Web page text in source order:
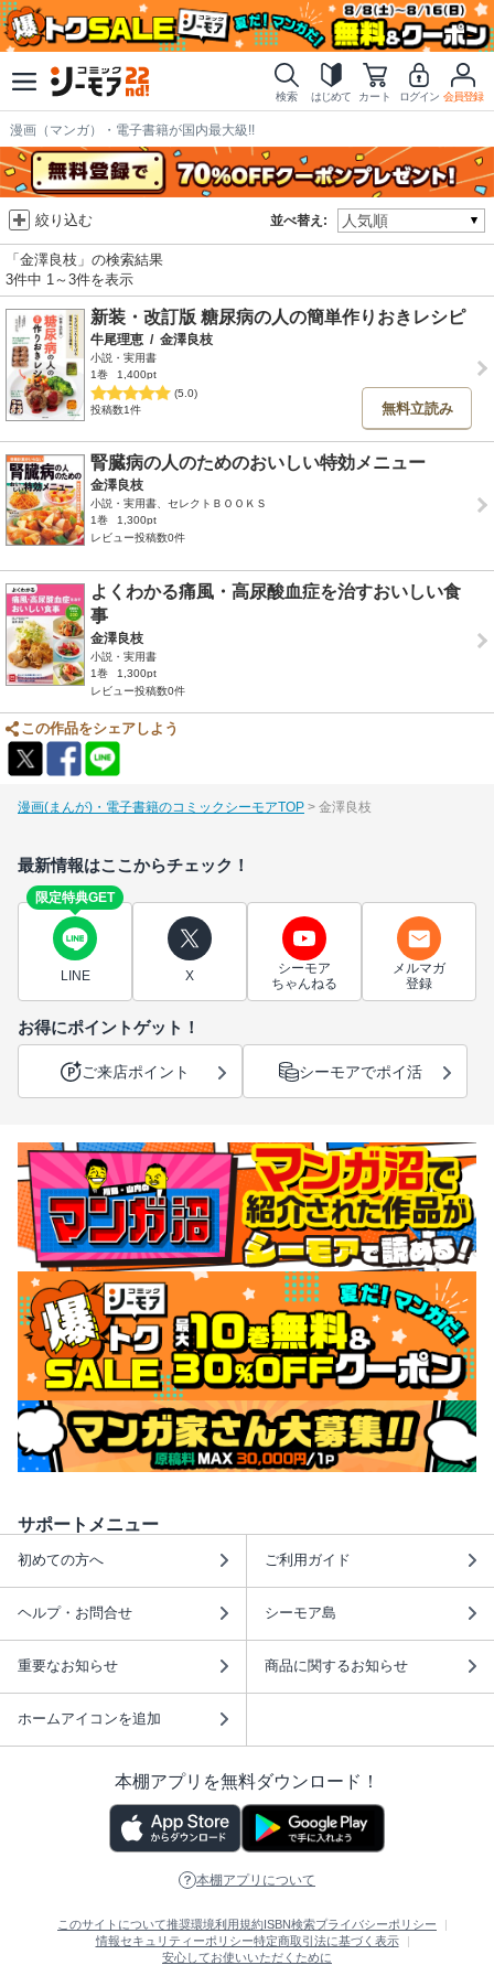
検索 はじめて カート ログイン 会員登録
漫画（マンガ）・電子書籍が国内最大級!!
並べ替え:
絞り込む
「金澤良枝」の検索結果
3件中 1～3件を表示
新装・改訂版 糖尿病の人の簡単作りおきレシピ
牛尾理恵 / 金澤良枝
小説・実用書
1巻
1,400pt
(5.0)
投稿数1件
無料立読み
腎臓病の人のためのおいしい特効メニュー
金澤良枝
小説・実用書、セレクトＢＯＯＫＳ
1巻
1,300pt
レビュー投稿数0件
よくわかる痛風・高尿酸血症を治すおいしい食
事
金澤良枝
小説・実用書
1巻
1,300pt
レビュー投稿数0件
この作品をシェアしよう
漫画(まんが)・電子書籍のコミックシーモアTOP 金澤良枝
最新情報はここからチェック！
限定特典GET
LINE X
シーモア
ちゃんねる
メルマガ
登録
お得にポイントゲット！
ご来店ポイント シーモアでポイ活
サポートメニュー
初めての方へ ご利用ガイド
ヘルプ・お問合せ シーモア島
重要なお知らせ 商品に関するお知らせ
ホームアイコンを追加
本棚アプリを無料ダウンロード！
本棚アプリについて
このサイトについて推奨環境利用規約 ISBN検索プライバシーポリシー
情報セキュリティーポリシー特定商取引法に基づく表示
安心してお使いいただくために